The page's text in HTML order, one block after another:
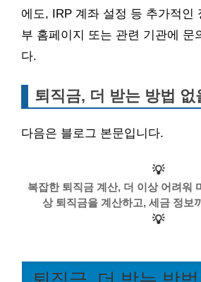
에도, IRP 계좌 설정 등 추가적인
부 홈페이지 또는 관련 기관에 문
다.
퇴직금, 더 받는 방법 없
다음은 블로그 본문입니다.
💡
복잡한 퇴직금 계산, 더 이상 어려워
상 퇴직금을 계산하고, 세금 정보
💡